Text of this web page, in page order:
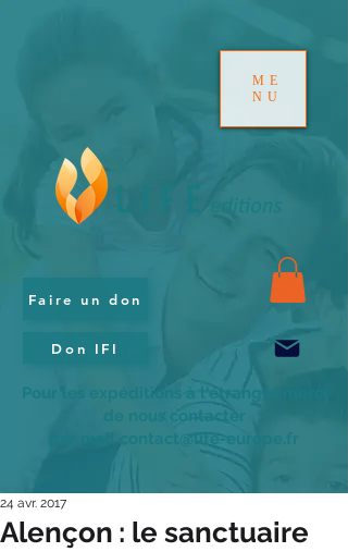
ME
NU
Faire un don
Don IFI
Pour les expéditions à l'étranger merci
de nous contacter
par mail contact@life-europe.fr
Alençon : le sanctuaire
24 avr. 2017